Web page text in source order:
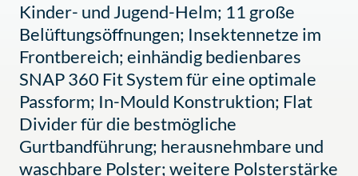
Kinder- und Jugend-Helm; 11 große
Belüftungsöffnungen; Insektennetze im
Frontbereich; einhändig bedienbares
SNAP 360 Fit System für eine optimale
Passform; In-Mould Konstruktion; Flat
Divider für die bestmögliche
Gurtbandführung; herausnehmbare und
waschbare Polster; weitere Polsterstärke